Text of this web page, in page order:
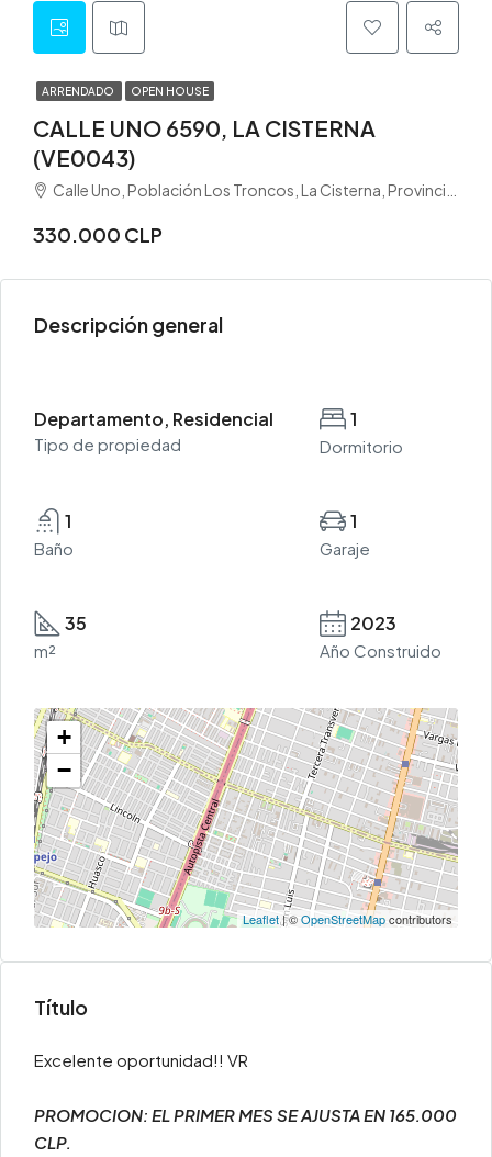
ARRENDADO OPEN HOUSE
CALLE UNO 6590, LA CISTERNA
(VE0043)
Calle Uno, Población Los Troncos, La Cisterna, Provincia de Santiago, Región Metropolitana de Santiago, 8490344, Chile
330.000 CLP
Descripción general
Departamento, Residencial
Tipo de propiedad
1
Dormitorio
1
Baño
1
Garaje
35
m²
2023
Año Construido
+
−
Leaflet| ©OpenStreetMapcontributors
Título
Excelente oportunidad!! VR
PROMOCION: EL PRIMER MES SE AJUSTA EN 165.000
CLP.